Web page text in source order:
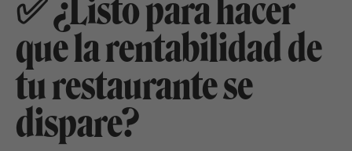
✅ ¿Listo para hacer
que la rentabilidad de
tu restaurante se
dispare?